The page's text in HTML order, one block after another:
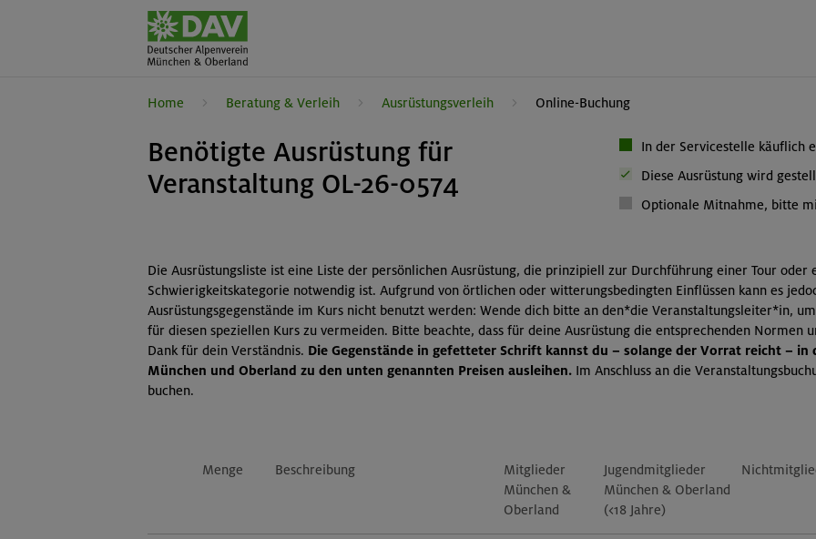
Home Beratung & Verleih Ausrüstungsverleih Online-Buchung
Benötigte Ausrüstung für
Veranstaltung OL-26-0574
In der Servicestelle käuflich
Diese Ausrüstung wird
Optionale Mitnahme, bitte
Die Ausrüstungsliste ist eine Liste der persönlichen Ausrüstung, die prinzipiell zur Durchführung einer Tour oder
Schwierigkeitskategorie notwendig ist. Aufgrund von örtlichen oder witterungsbedingten Einflüssen kann es
Ausrüstungsgegenstände im Kurs nicht benutzt werden: Wende dich bitte an den*die Veranstaltungsleiter*in,
für diesen speziellen Kurs zu vermeiden. Bitte beachte, dass für deine Ausrüstung die entsprechenden Normen
Dank für dein Verständnis. Die Gegenstände in gefetteter Schrift kannst du – solange der Vorrat reicht – in
München und Oberland zu den unten genannten Preisen ausleihen. Im Anschluss an die
buchen.
Menge Beschreibung
Mitglieder
München &
Oberland
Jugendmitglieder
München & Oberland
(<18 Jahre)